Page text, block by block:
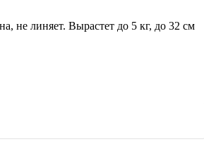
не линяет. Вырастет до 5 кг, до 32 см